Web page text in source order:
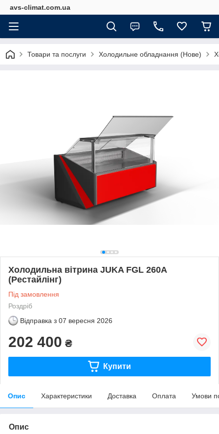
avs-climat.com.ua
Товари та послуги Холодильне обладнання (Нове)
Холодильна вітрина JUKA FGL 260А
(Рестайлінг)
Під замовлення
Роздріб
Відправка з 07 вересня 2026
202 400 ₴
Купити
Опис Характеристики Доставка Оплата Умови
Опис